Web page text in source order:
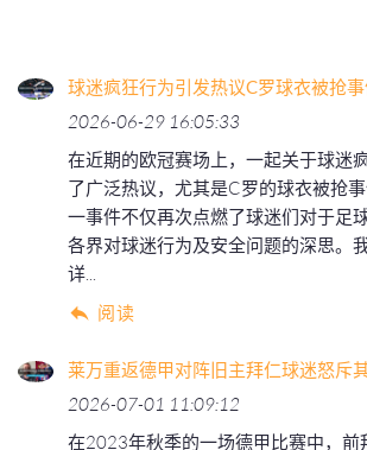
球迷疯狂行为引发热议C罗球衣被抢
2026-06-29 16:05:33
在近期的欧冠赛场上，一起关于球迷
了广泛热议，尤其是C罗的球衣被抢
一事件不仅再次点燃了球迷们对于足
各界对球迷行为及安全问题的深思。
详...
阅读
莱万重返德甲对阵旧主拜仁球迷怒斥
2026-07-01 11:09:12
在2023年秋季的一场德甲比赛中，前